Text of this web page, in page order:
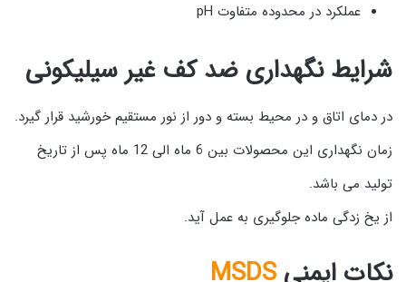
عملکرد در محدوده متفاوت pH
شرایط نگهداری ضد کف غیر سیلیکونی
در دمای اتاق و در محیط بسته و دور از نور مستقیم خورشید قرار گیرد.
زمان نگهداری این محصولات بین 6 ماه الی 12 ماه پس از تاریخ
تولید می باشد.
از یخ زدگی ماده جلوگیری به عمل آید.
نکات ایمنی MSDS